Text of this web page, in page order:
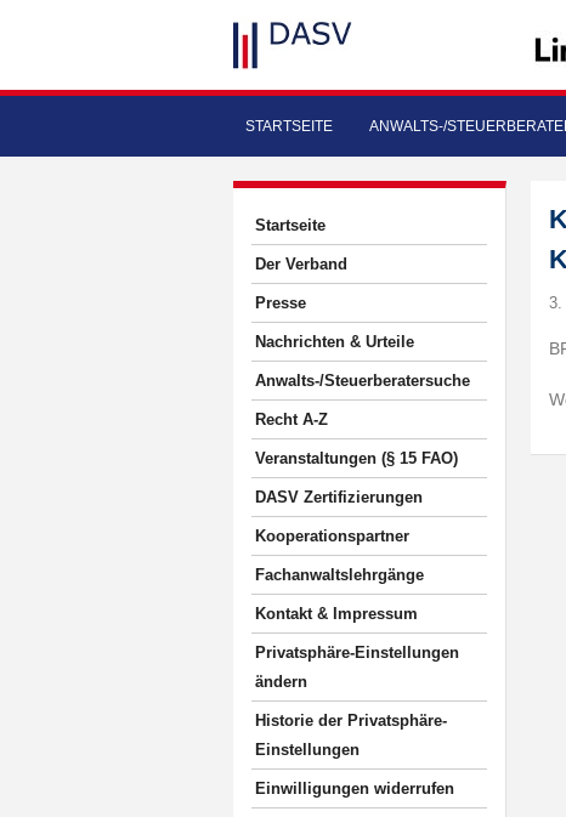
STARTSEITE ANWALTS-/
Startseite
Der Verband
Presse
Nachrichten & Urteile
Anwalts-/Steuerberatersuche
Recht A-Z
Veranstaltungen (§ 15 FAO)
DASV Zertifizierungen
Kooperationspartner
Fachanwaltslehrgänge
Kontakt & Impressum
Privatsphäre-Einstellungen
ändern
Historie der Privatsphäre-
Einstellungen
Einwilligungen widerrufen
3.